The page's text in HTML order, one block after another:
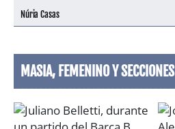
Núria Casas
MASIA, FEMENINO Y SECCIONES